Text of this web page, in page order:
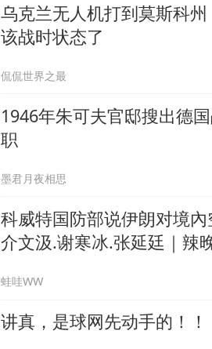
乌克兰无人机打到莫斯科
该战时状态了
侃侃世界之最
1946年朱可夫官邸搜出德
职
墨君月夜相思
科威特国防部说伊朗对境
介文汲.谢寒冰.张延廷｜辣
蛙哇WW
讲真，是球网先动手的！！